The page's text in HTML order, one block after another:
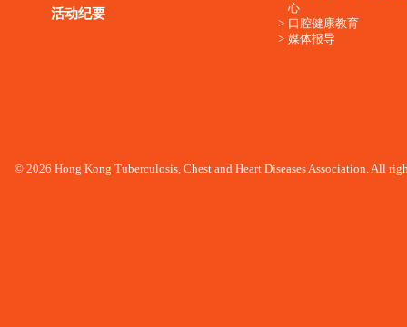
活动纪要
心
口腔健康教育
媒体报导
© 2026 Hong Kong Tuberculosis, Chest and Heart Diseases Association. All